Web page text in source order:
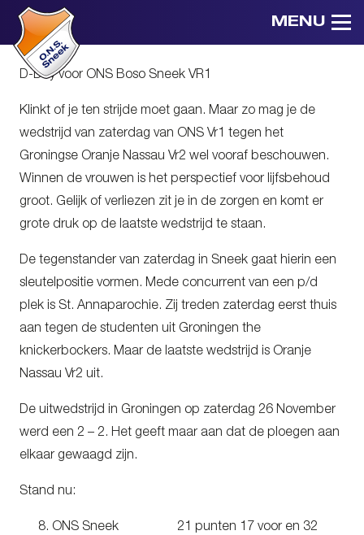
MENU
D-Day voor ONS Boso Sneek VR1
Klinkt of je ten strijde moet gaan. Maar zo mag je de
wedstrijd van zaterdag van ONS Vr1 tegen het
Groningse Oranje Nassau Vr2 wel vooraf beschouwen.
Winnen de vrouwen is het perspectief voor lijfsbehoud
groot. Gelijk of verliezen zit je in de zorgen en komt er
grote druk op de laatste wedstrijd te staan.
De tegenstander van zaterdag in Sneek gaat hierin een
sleutelpositie vormen. Mede concurrent van een p/d
plek is St. Annaparochie. Zij treden zaterdag eerst thuis
aan tegen de studenten uit Groningen the
knickerbockers. Maar de laatste wedstrijd is Oranje
Nassau Vr2 uit.
De uitwedstrijd in Groningen op zaterdag 26 November
werd een 2 – 2. Het geeft maar aan dat de ploegen aan
elkaar gewaagd zijn.
Stand nu:
ONS Sneek 21 punten 17 voor en 32